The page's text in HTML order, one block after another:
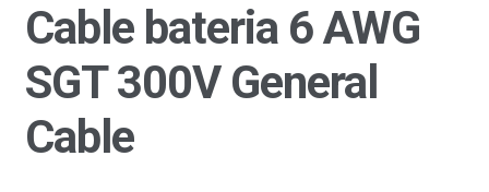
Cable bateria 6 AWG
SGT 300V General
Cable